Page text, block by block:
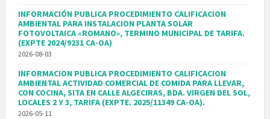
INFORMACIÓN PUBLICA PROCEDIMIENTO CALIFICACION
AMBIENTAL PARA INSTALACION PLANTA SOLAR
FOTOVOLTAICA «ROMANO», TERMINO MUNICIPAL DE TARIFA.
(EXPTE 2024/9231 CA-OA)
2026-08-03
INFORMACION PUBLICA PROCEDIMIENTO CALIFICACION
AMBIENTAL ACTIVIDAD COMERCIAL DE COMIDA PARA LLEVAR,
CON COCINA, SITA EN CALLE ALGECIRAS, BDA. VIRGEN DEL SOL,
LOCALES 2 Y 3, TARIFA (EXPTE. 2025/11349 CA-OA).
2026-05-11